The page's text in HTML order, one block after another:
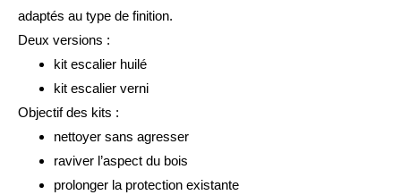
adaptés au type de finition.
Deux versions :
kit escalier huilé
kit escalier verni
Objectif des kits :
nettoyer sans agresser
raviver l’aspect du bois
prolonger la protection existante